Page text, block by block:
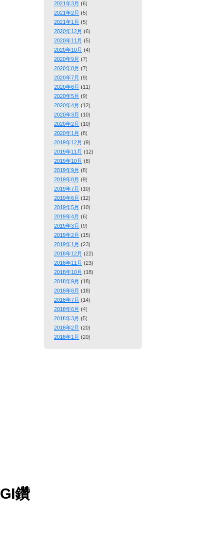
鑽
2021年3月 (6)
2021年2月 (5)
2021年1月 (5)
2020年12月 (6)
2020年11月 (5)
2020年10月 (4)
2020年9月 (7)
2020年8月 (7)
2020年7月 (9)
2020年6月 (11)
2020年5月 (9)
2020年4月 (12)
2020年3月 (10)
2020年2月 (10)
2020年1月 (8)
2019年12月 (9)
2019年11月 (12)
2019年10月 (8)
2019年9月 (8)
2019年8月 (9)
2019年7月 (10)
2019年6月 (12)
2019年5月 (10)
2019年4月 (6)
2019年3月 (9)
2019年2月 (15)
2019年1月 (23)
2018年12月 (22)
2018年11月 (23)
2018年10月 (18)
2018年9月 (18)
2018年8月 (18)
2018年7月 (14)
2018年6月 (4)
2018年3月 (5)
2018年2月 (20)
2018年1月 (20)